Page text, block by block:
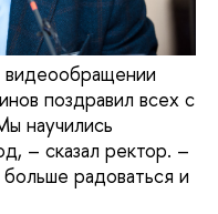
поздравил всех с
научились
– сказал ректор. –
радоваться и